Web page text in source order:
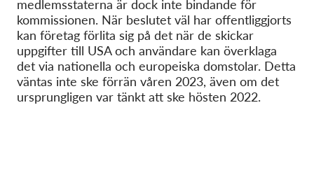
medlemsstaterna är dock inte bindande för
kommissionen. När beslutet väl har offentliggjorts
kan företag förlita sig på det när de skickar
uppgifter till USA och användare kan överklaga
det via nationella och europeiska domstolar. Detta
väntas inte ske förrän våren 2023, även om det
ursprungligen var tänkt att ske hösten 2022.